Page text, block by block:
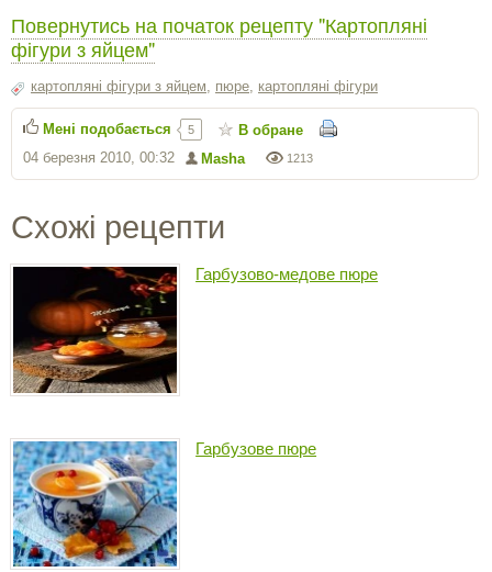
Повернутись на початок рецепту "Картопляні
фігури з яйцем"
картопляні фігури з яйцем, пюре, картопляні фігури
1213
Masha
04 березня 2010, 00:32
Мені подобається 5 В обране
Схожі рецепти
Гарбузово-медове пюре
Гарбузове пюре